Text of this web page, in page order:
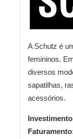
A Schutz é
femininos.
diversos
sapatilhas,
acessórios.